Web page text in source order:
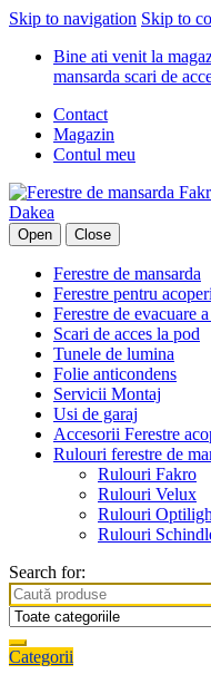
Skip to navigation Skip to
Bine ati venit la
mansarda scari de
Contact
Magazin
Contul meu
Open Close
Ferestre de mansarda
Ferestre pentru
Ferestre de evacuare
Scari de acces la pod
Tunele de lumina
Folie anticondens
Servicii Montaj
Usi de garaj
Accesorii Ferestre
Rulouri ferestre de
Rulouri Fakro
Rulouri Velux
Rulouri
Rulouri
Search for:
Categorii